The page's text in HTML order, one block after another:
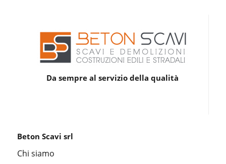
Da sempre al servizio della qualità
Beton Scavi srl
Chi siamo